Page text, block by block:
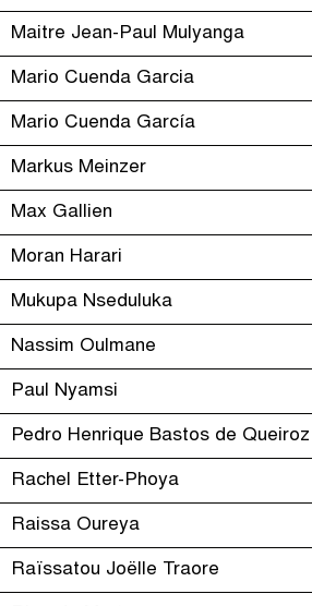
Maitre Jean-Paul Mulyanga
Mario Cuenda Garcia
Mario Cuenda García
Markus Meinzer
Max Gallien
Moran Harari
Mukupa Nseduluka
Nassim Oulmane
Paul Nyamsi
Pedro Henrique Bastos de Queiroz
Rachel Etter-Phoya
Raissa Oureya
Raïssatou Joëlle Traore